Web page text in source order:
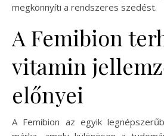
megkönnyíti a rendszeres szedést.
A Femibion
vitamin
előnyei
A Femibion az egyik